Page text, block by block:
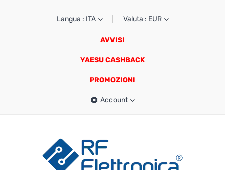
Langua : ITA Valuta : EUR
AVVISI
YAESU CASHBACK
PROMOZIONI
Account